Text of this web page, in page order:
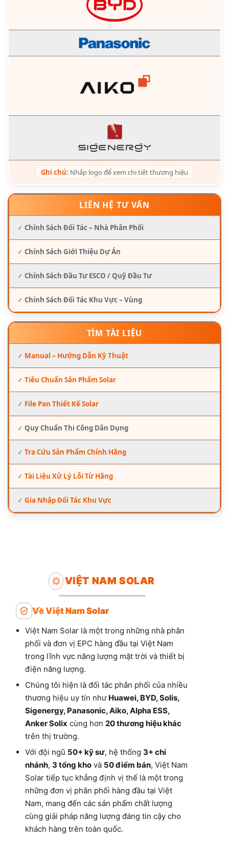
Ghi chú: Nhấp logo để xem chi tiết thương hiệu
LIÊN HỆ TƯ VẤN
✓ Chính Sách Đối Tác – Nhà Phân Phối
✓ Chính Sách Giới Thiệu Dự Án
✓ Chính Sách Đầu Tư ESCO / Quỹ Đầu Tư
✓ Chính Sách Đối Tác Khu Vực – Vùng
TÌM TÀI LIỆU
✓ Manual – Hướng Dẫn Kỹ Thuật
✓ Tiêu Chuẩn Sản Phẩm Solar
✓ File Pan Thiết Kế Solar
✓ Quy Chuẩn Thi Công Dân Dụng
✓ Tra Cứu Sản Phẩm Chính Hãng
✓ Tài Liệu Xử Lý Lỗi Từ Hãng
✓ Gia Nhập Đối Tác Khu Vực
VIỆT NAM SOLAR
Về Việt Nam Solar
Việt Nam Solar là một trong những nhà phân
phối và đơn vị EPC hàng đầu tại Việt Nam
trong lĩnh vực năng lượng mặt trời và thiết bị
điện năng lượng.
Chúng tôi hiện là đối tác phân phối của nhiều
thương hiệu uy tín như Huawei, BYD, Solis,
Sigenergy, Panasonic, Aiko, Alpha ESS,
Anker Solix cùng hơn 20 thương hiệu khác
trên thị trường.
Với đội ngũ 50+ kỹ sư, hệ thống 3+ chi
nhánh, 3 tổng kho và 50 điểm bán, Việt Nam
Solar tiếp tục khẳng định vị thế là một trong
những đơn vị phân phối hàng đầu tại Việt
Nam, mang đến các sản phẩm chất lượng
cùng giải pháp năng lượng đáng tin cậy cho
khách hàng trên toàn quốc.